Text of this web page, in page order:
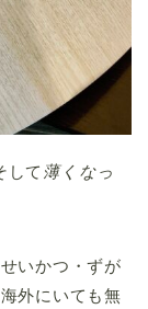
して 薄くなっ
いかつ・ずが
外にいても無